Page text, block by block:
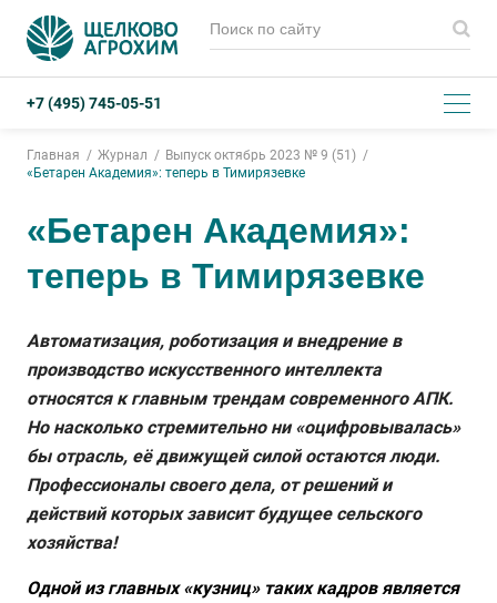
+7 (495) 745-05-51
Главная Журнал
Выпуск октябрь 2023 № 9 (51)
«Бетарен Академия»: теперь в Тимирязевке
«Бетарен Академия»:
теперь в Тимирязевке
Автоматизация, роботизация и внедрение в
производство искусственного интеллекта
относятся к главным трендам современного АПК.
Но насколько стремительно ни «оцифровывалась»
бы отрасль, её движущей силой остаются люди.
Профессионалы своего дела, от решений и
действий которых зависит будущее сельского
хозяйства!
Одной из главных «кузниц» таких кадров является